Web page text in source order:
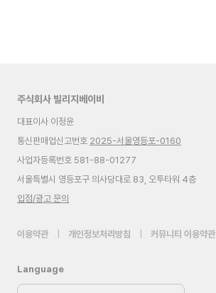
주식회사 빌리지베이비
대표이사 이정윤
통신판매업신고번호 2025-서울영등포-0160
사업자등록번호 581-88-01277
서울특별시 영등포구 의사당대로 83, 오투타워 4층
입점/광고 문의
이용약관 개인정보처리방침 커뮤니티 이용약관
Language